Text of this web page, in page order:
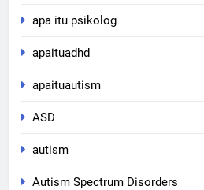
apa itu psikolog
apaituadhd
apaituautism
ASD
autism
Autism Spectrum Disorders